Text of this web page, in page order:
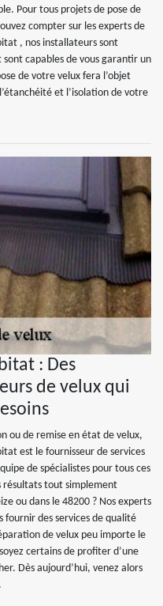
Pour tous projets de pose de
compter sur les experts de
, nos installateurs sont
capables de vous garantir un
de votre velux fera l’objet
et l’isolation de votre
: Des
de velux qui
ou de remise en état de velux,
est le fournisseur de services
de spécialistes pour tous ces
résultats tout simplement
ou dans le 48200 ? Nos experts
fournir des services de qualité
de velux peu importe le
certains de profiter d’une
Dès aujourd’hui, venez alors